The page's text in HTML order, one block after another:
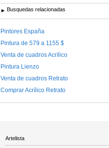
Busquedas relacionadas
Pintores España
Pintura de 579 a 1155 $
Venta de cuadros Acrílico
Pintura Lienzo
Venta de cuadros Retrato
Comprar Acrílico Retrato
Artelista